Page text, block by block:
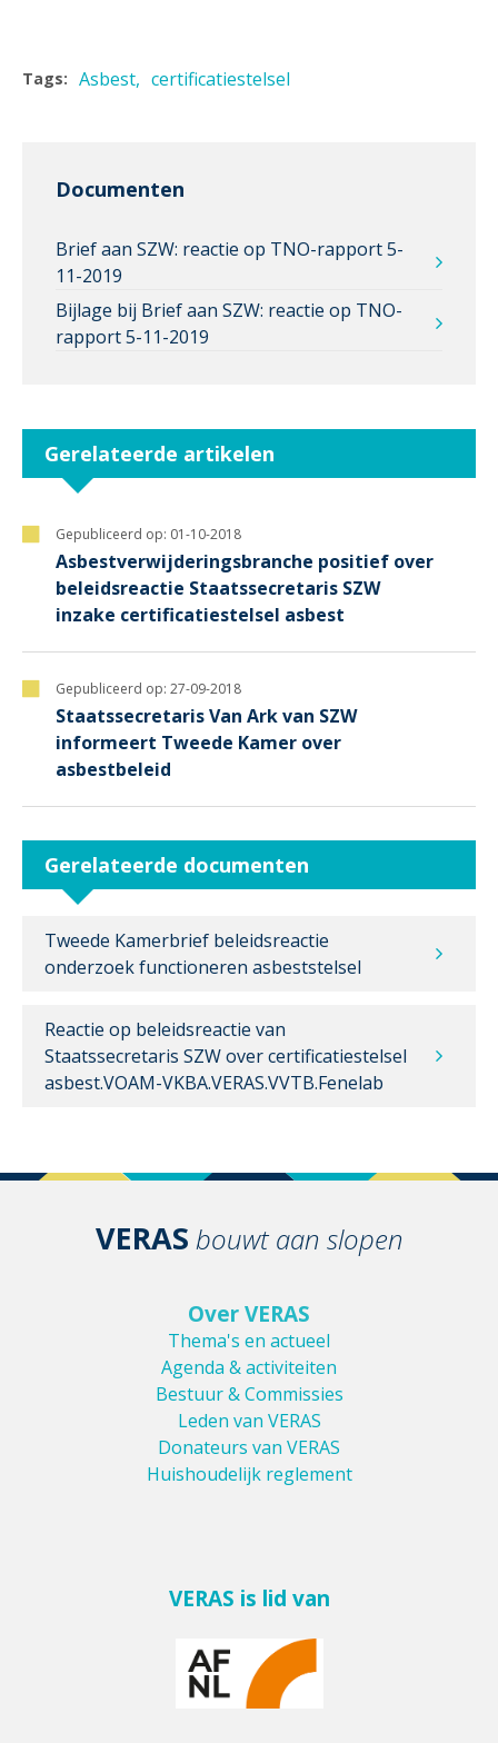
Tags: Asbest certificatiestelsel
Documenten
Brief aan SZW: reactie op TNO-rapport 5-
11-2019
Bijlage bij Brief aan SZW: reactie op TNO-
rapport 5-11-2019
Gerelateerde artikelen
Gepubliceerd op: 01-10-2018
Asbestverwijderingsbranche positief over
beleidsreactie Staatssecretaris SZW
inzake certificatiestelsel asbest
Gepubliceerd op: 27-09-2018
Staatssecretaris Van Ark van SZW
informeert Tweede Kamer over
asbestbeleid
Gerelateerde documenten
Tweede Kamerbrief beleidsreactie
onderzoek functioneren asbeststelsel
Reactie op beleidsreactie van
Staatssecretaris SZW over certificatiestelsel
asbest.VOAM-VKBA.VERAS.VVTB.Fenelab
VERAS bouwt aan slopen
Over VERAS
Thema's en actueel
Agenda & activiteiten
Bestuur & Commissies
Leden van VERAS
Donateurs van VERAS
Huishoudelijk reglement
VERAS is lid van